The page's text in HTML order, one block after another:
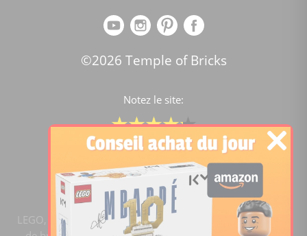
©2026 Temple of Bricks
Notez le site:
Comparateur de prix Lego
4.2/5 -15446notes
LEGO, le logo LEGO, la figurine LEGO et les configurations